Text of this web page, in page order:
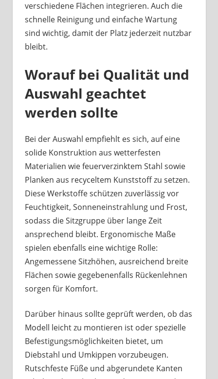
verschiedene Flächen integrieren. Auch die
schnelle Reinigung und einfache Wartung
sind wichtig, damit der Platz jederzeit nutzbar
bleibt.
Worauf bei Qualität und
Auswahl geachtet
werden sollte
Bei der Auswahl empfiehlt es sich, auf eine
solide Konstruktion aus wetterfesten
Materialien wie feuerverzinktem Stahl sowie
Planken aus recyceltem Kunststoff zu setzen.
Diese Werkstoffe schützen zuverlässig vor
Feuchtigkeit, Sonneneinstrahlung und Frost,
sodass die Sitzgruppe über lange Zeit
ansprechend bleibt. Ergonomische Maße
spielen ebenfalls eine wichtige Rolle:
Angemessene Sitzhöhen, ausreichend breite
Flächen sowie gegebenenfalls Rückenlehnen
sorgen für Komfort.
Darüber hinaus sollte geprüft werden, ob das
Modell leicht zu montieren ist oder spezielle
Befestigungsmöglichkeiten bietet, um
Diebstahl und Umkippen vorzubeugen.
Rutschfeste Füße und abgerundete Kanten